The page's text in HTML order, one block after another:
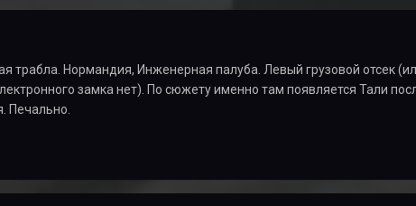
трабла. Нормандия, Инженерная палуба. Левый грузовой отсек
замка нет). По сюжету именно там появляется Тали
Печально.